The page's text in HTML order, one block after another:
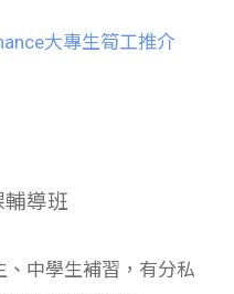
大專生筍工推介
導班
中學生補習，有分私